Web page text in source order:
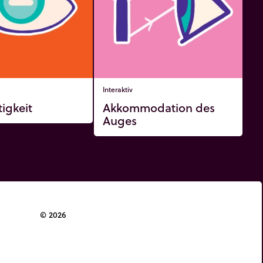
Interaktiv
Akkommodation des
Auges
© 2026